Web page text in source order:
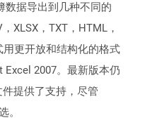
数据导出到几种不同的
XLSX，TXT，HTML，
用更开放和结构化的格式
2007。最新版本仍
提供了支持，尽管
。